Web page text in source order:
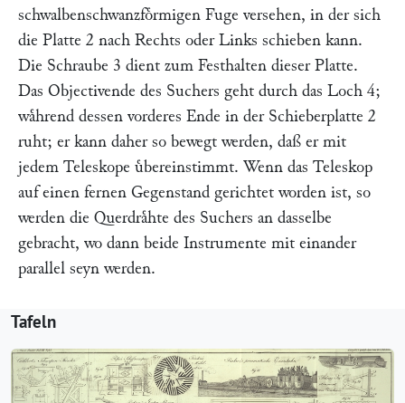
schwalbenschwanzfoͤrmigen Fuge versehen, in der sich
die Platte 2 nach Rechts oder Links schieben kann.
Die Schraube 3 dient zum Festhalten dieser Platte.
Das Objectivende des Suchers geht durch das Loch 4;
waͤhrend dessen vorderes Ende in der Schieberplatte 2
ruht; er kann daher so bewegt werden, daß er mit
jedem Teleskope uͤbereinstimmt. Wenn das Teleskop
auf einen fernen Gegenstand gerichtet worden ist, so
werden die Querdraͤhte des Suchers an dasselbe
gebracht, wo dann beide Instrumente mit einander
parallel seyn werden.
Tafeln